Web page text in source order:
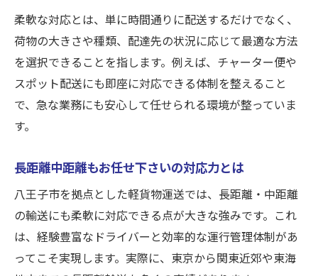
お任せ下さいが信頼される理由を解説
軽貨物配送で品質を保つポイントと方法
収入アップを目指すなら軽貨物配送がおすすめ
軽貨物配送で収入アップを実現する戦略
お任せ下さいが収入アップに繋がる理由
運送業で安定収入を得るためのポイント
中距離配送に強い運送の柔軟性とは何か
中距離配送に最適な軽貨物運送の対応力
柔軟な対応で差がつく中距離配送の強み
柔軟な対応とは、単に時間通りに配送するだけでなく、
荷物の大きさや種類、配達先の状況に応じて最適な方法
を選択できることを指します。例えば、チャーター便や
スポット配送にも即座に対応できる体制を整えること
で、急な業務にも安心して任せられる環境が整っていま
す。
長距離中距離もお任せ下さいの対応力とは
八王子市を拠点とした軽貨物運送では、長距離・中距離
の輸送にも柔軟に対応できる点が大きな強みです。これ
は、経験豊富なドライバーと効率的な運行管理体制があ
ってこそ実現します。実際に、東京から関東近郊や東海